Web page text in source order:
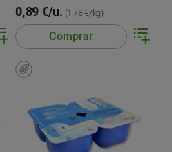
0,89 €/u. (1,78 €/kg)
Comprar